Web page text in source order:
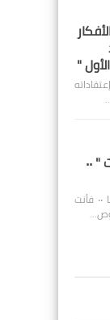
"
إحترس من وهم يسمى " كيونت " ٠٠
بقلم : زكى عرفه ‎إذا ما كانش عندك حاجه تموت عشانها ٠٠ فأنت